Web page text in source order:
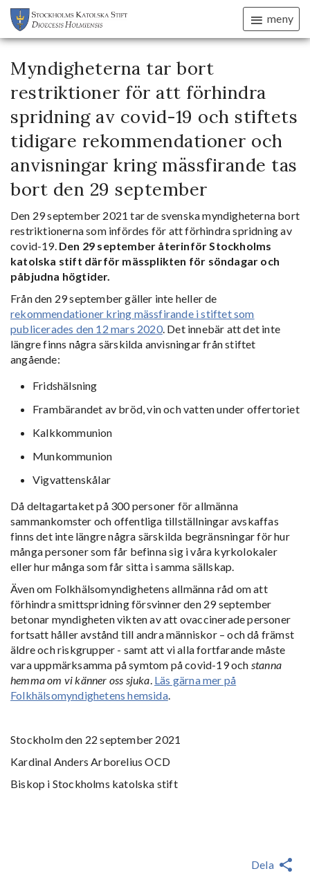
meny
Myndigheterna tar bort
restriktioner för att förhindra
spridning av covid-19 och stiftets
tidigare rekommendationer och
anvisningar kring mässfirande tas
bort den 29 september
Den 29 september 2021 tar de svenska myndigheterna bort
restriktionerna som infördes för att förhindra spridning av
covid-19. Den 29 september återinför Stockholms
katolska stift därför mässplikten för söndagar och
påbjudna högtider.
Från den 29 september gäller inte heller de
rekommendationer kring mässfirande i stiftet som
publicerades den 12 mars 2020. Det innebär att det inte
längre finns några särskilda anvisningar från stiftet
angående:
Fridshälsning
Frambärandet av bröd, vin och vatten under offertoriet
Kalkkommunion
Munkommunion
Vigvattenskålar
Då deltagartaket på 300 personer för allmänna
sammankomster och offentliga tillställningar avskaffas
finns det inte längre några särskilda begränsningar för hur
många personer som får befinna sig i våra kyrkolokaler
eller hur många som får sitta i samma sällskap.
Även om Folkhälsomyndighetens allmänna råd om att
förhindra smittspridning försvinner den 29 september
betonar myndigheten vikten av att ovaccinerade personer
fortsatt håller avstånd till andra människor – och då främst
äldre och riskgrupper - samt att vi alla fortfarande måste
vara uppmärksamma på symtom på covid-19 och stanna
hemma om vi känner oss sjuka. Läs gärna mer på
Folkhälsomyndighetens hemsida.
Stockholm den 22 september 2021
Kardinal Anders Arborelius OCD
Biskop i Stockholms katolska stift
Dela